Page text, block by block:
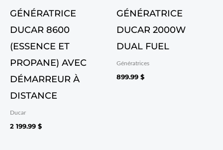
GÉNÉRATRICE
DUCAR 8600
(ESSENCE ET
PROPANE) AVEC
DÉMARREUR À
DISTANCE
Ducar
2 199.99 $
GÉNÉRATRICE
DUCAR 2000W
DUAL FUEL
Génératrices
899.99 $